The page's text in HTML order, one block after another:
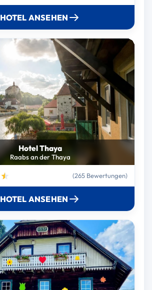
HOTEL ANSEHEN
Hotel Thaya
Raabs an der Thaya
(265 Bewertungen)
HOTEL ANSEHEN